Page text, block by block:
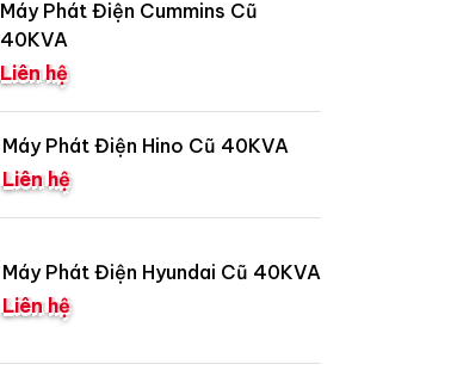
Máy Phát Điện Cummins Cũ
40KVA
Liên hệ
Máy Phát Điện Hino Cũ 40KVA
Liên hệ
Máy Phát Điện Hyundai Cũ 40KVA
Liên hệ